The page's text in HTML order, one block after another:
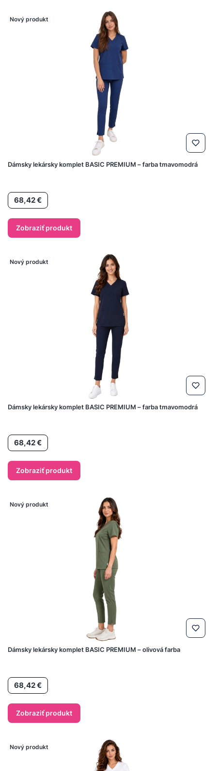
Nový produkt
Dámsky lekársky komplet BASIC PREMIUM – farba tmavomodrá
Cena
68,42 €
Zobraziť produkt
Nový produkt
Dámsky lekársky komplet BASIC PREMIUM – farba tmavomodrá
Cena
68,42 €
Zobraziť produkt
Nový produkt
Dámsky lekársky komplet BASIC PREMIUM – olivová farba
Cena
68,42 €
Zobraziť produkt
Nový produkt